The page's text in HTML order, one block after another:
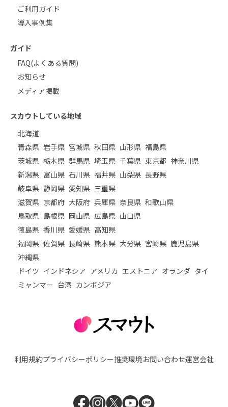
ご利用ガイド
導入事例集
ガイド
FAQ(よくある質問)
お知らせ
メディア掲載
スカウトしている地域
北海道
青森県 岩手県 宮城県 秋田県 山形県 福島県
茨城県 栃木県 群馬県 埼玉県 千葉県 東京都 神奈川県
新潟県 富山県 石川県 福井県 山梨県 長野県
岐阜県 静岡県 愛知県 三重県
滋賀県 京都府 大阪府 兵庫県 奈良県 和歌山県
鳥取県 島根県 岡山県 広島県 山口県
徳島県 香川県 愛媛県 高知県
福岡県 佐賀県 長崎県 熊本県 大分県 宮崎県 鹿児島県
沖縄県
ドイツ インドネシア アメリカ エストニア オランダ タイ
ミャンマー 台湾 カンボジア
利用規約プライバシーポリシー推奨環境お問い合わせ運営会社